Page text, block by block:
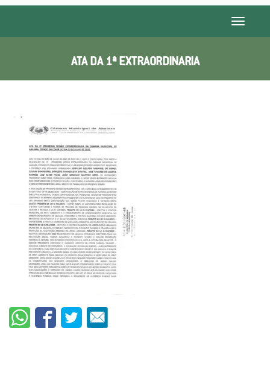
Toggle
ATA DA 1ª EXTRAORDINARIA